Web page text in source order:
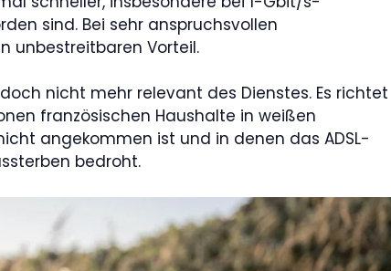
sind. Bei sehr anspruchsvollen
unbestreitbaren Vorteil.
nicht mehr relevant des Dienstes. Es richtet
französischen Haushalte in weißen
angekommen ist und in denen das ADSL-
bedroht.